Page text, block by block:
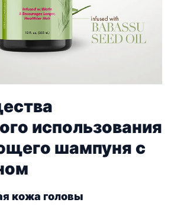
использования
шампуня с
кожа головы